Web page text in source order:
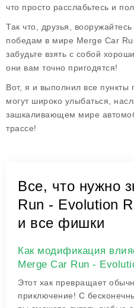
что просто расслабьтесь и
Так что, друзья,
победам в мире Merge Car
забудьте взять с собой
они вам точно пригодятся!
Вот, я и выполнил все пункты
могут широко улыбаться,
зашкаливающем мире
трассе!
Все, что нужно
Run - Evolution
и все фишки
Как модификация
Merge Car Run -
Этот хак превращает
приключение! С